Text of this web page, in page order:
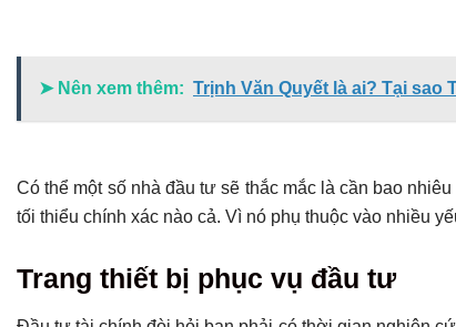
➤ Nên xem thêm: Trịnh Văn Quyết là ai? Tại sao
Có thể một số nhà đầu tư sẽ thắc mắc là cần bao
tối thiểu chính xác nào cả. Vì nó phụ thuộc vào nhiều
Trang thiết bị phục vụ đầu tư